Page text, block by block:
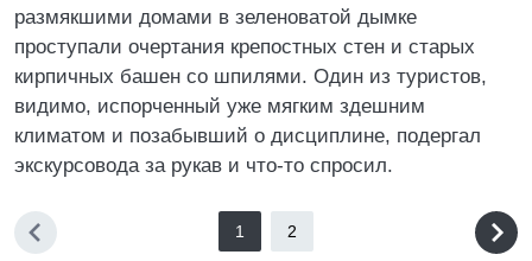
размякшими домами в зеленоватой дымке
проступали очертания крепостных стен и старых
кирпичных башен со шпилями. Один из туристов,
видимо, испорченный уже мягким здешним
климатом и позабывший о дисциплине, подергал
экскурсовода за рукав и что-то спросил.
1 2